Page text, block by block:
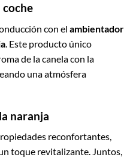
con el ambientador
. Este producto único
de la canela con la
una atmósfera
naranja
reconfortantes,
toque revitalizante. Juntos,